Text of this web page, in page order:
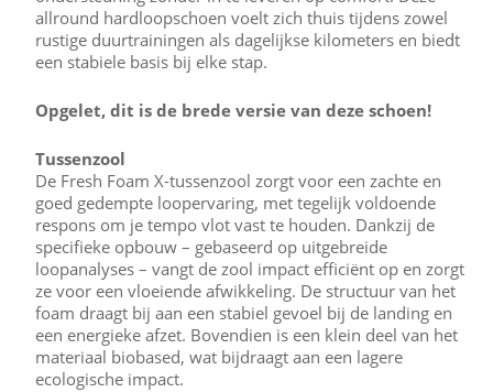
allround hardloopschoen voelt zich thuis tijdens zowel
rustige duurtrainingen als dagelijkse kilometers en biedt
een stabiele basis bij elke stap.
Opgelet, dit is de brede versie van deze schoen!
Tussenzool
De Fresh Foam X-tussenzool zorgt voor een zachte en
goed gedempte loopervaring, met tegelijk voldoende
respons om je tempo vlot vast te houden. Dankzij de
specifieke opbouw – gebaseerd op uitgebreide
loopanalyses – vangt de zool impact efficiënt op en zorgt
ze voor een vloeiende afwikkeling. De structuur van het
foam draagt bij aan een stabiel gevoel bij de landing en
een energieke afzet. Bovendien is een klein deel van het
materiaal biobased, wat bijdraagt aan een lagere
ecologische impact.